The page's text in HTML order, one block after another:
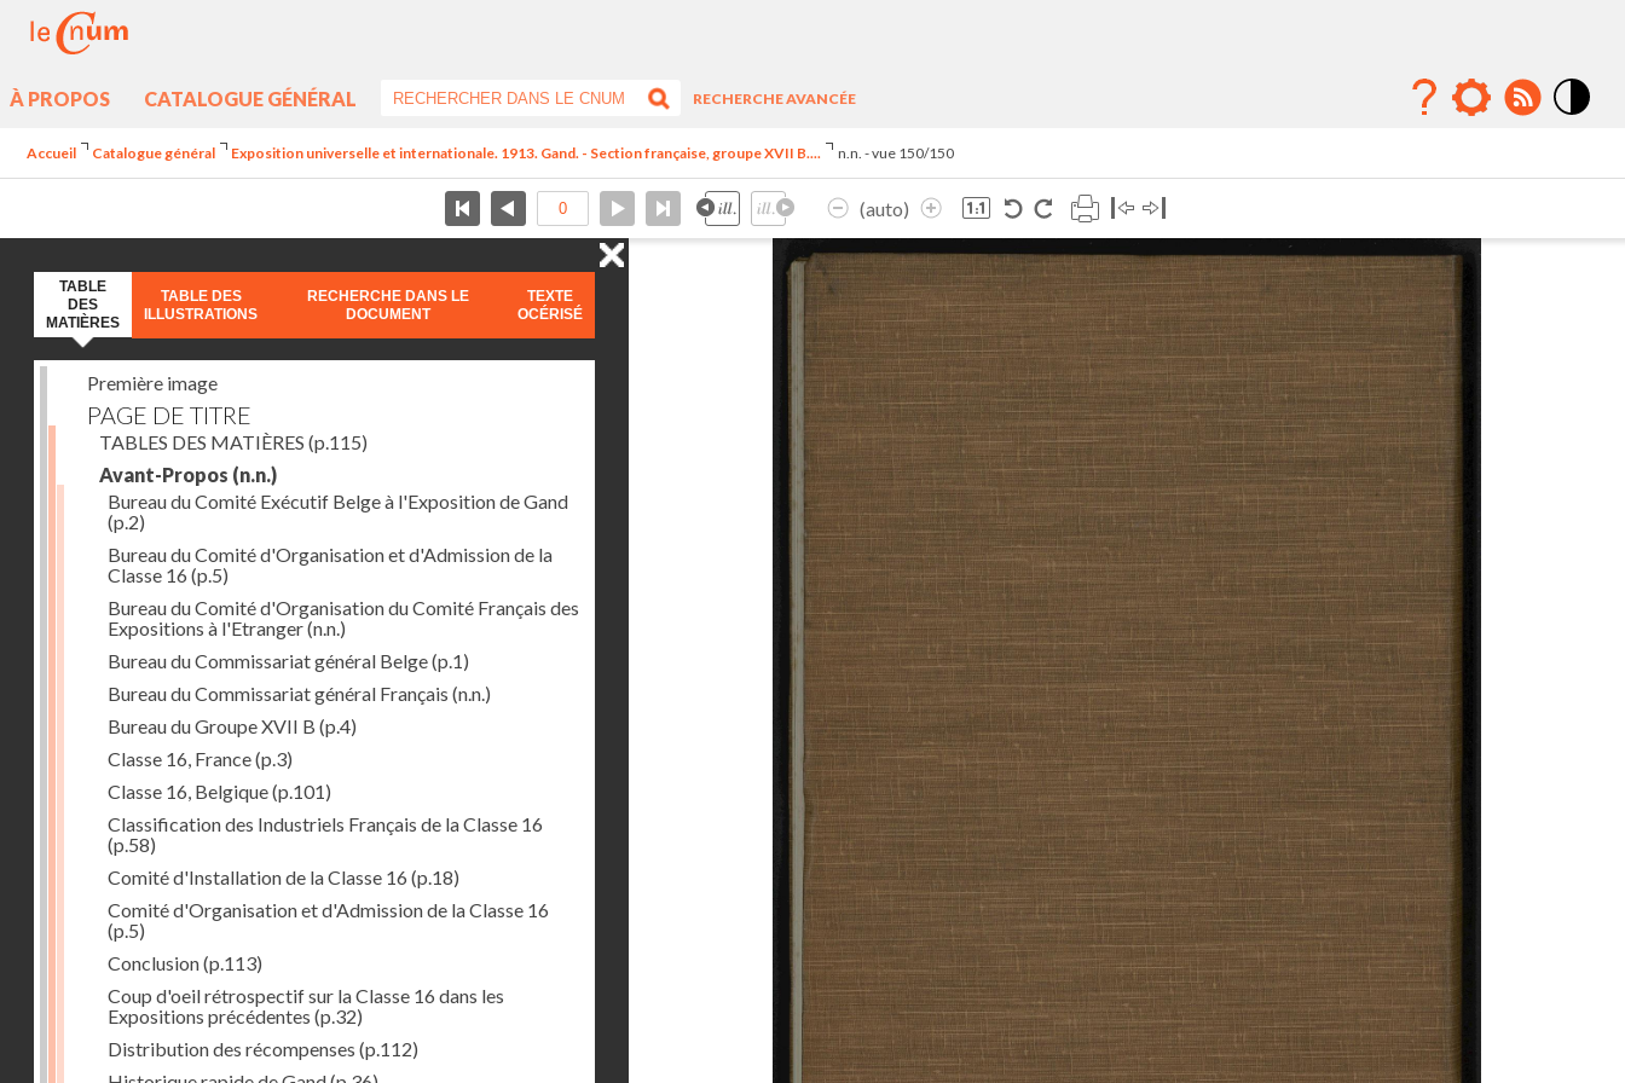
À PROPOS CATALOGUE GÉNÉRAL
RECHERCHE AVANCÉE
Accueil Catalogue général Exposition universelle et internationale. 1913. Gand. - Section française, groupe XVII B.... n.n. - vue 150/150
(auto)
TABLE
DES
MATIÈRES
TABLE DES
ILLUSTRATIONS
RECHERCHE DANS LE
DOCUMENT
TEXTE
OCÉRISÉ
Première image
PAGE DE TITRE
TABLES DES MATIÈRES (p.115)
Avant-Propos (n.n.)
Bureau du Comité Exécutif Belge à l'Exposition de Gand
(p.2)
Bureau du Comité d'Organisation et d'Admission de la
Classe 16 (p.5)
Bureau du Comité d'Organisation du Comité Français des
Expositions à l'Etranger(n.n.)
Bureau du Commissariat général Belge(p.1)
Bureau du Commissariat général Français (n.n.)
Bureau du Groupe XVII B (p.4)
Classe 16, France(p.3)
Classe 16, Belgique(p.101)
Classification des Industriels Français de la Classe 16
(p.58)
Comité d'Installation de la Classe 16 (p.18)
Comité d'Organisation et d'Admission de la Classe 16
(p.5)
Conclusion(p.113)
Coup d'oeil rétrospectif sur la Classe 16 dans les
Expositions précédentes (p.32)
Distribution des récompenses (p.112)